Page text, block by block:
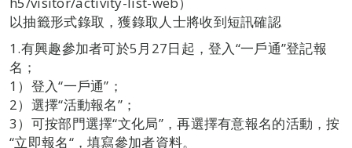
以抽籤形式錄取，獲錄取人士將收到短訊確認
1.有興趣參加者可於5月27日起，登入“一戶通”登記報
名；
1）登入“一戶通”；
2）選擇“活動報名”；
3）可按部門選擇“文化局”，再選擇有意報名的活動，按
“立即報名“，填寫參加者資料。